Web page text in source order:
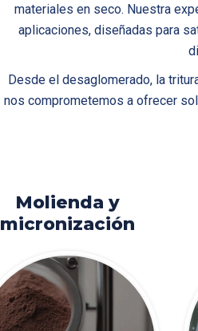
materiales en seco. Nuestra
aplicaciones, diseñadas para
Desde el desaglomerado, la
nos comprometemos a ofrecer
Molienda y
micronización